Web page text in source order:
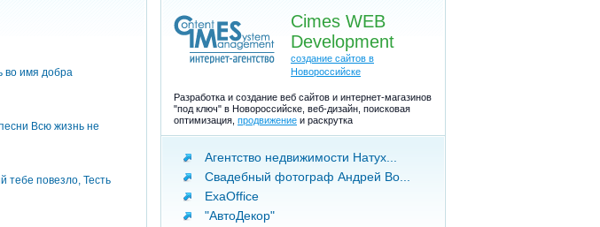
во имя добра
Всю жизнь не
тебе повезло, Тесть
Cimes WEB
Development
создание сайтов в
Новороссийске
Разработка и создание веб сайтов и интернет-магазинов
"под ключ" в Новороссийске, веб-дизайн, поисковая
оптимизация, продвижение и раскрутка
Агентство недвижимости Натух...
Свадебный фотограф Андрей Во...
ExaOffice
"АвтоДекор"